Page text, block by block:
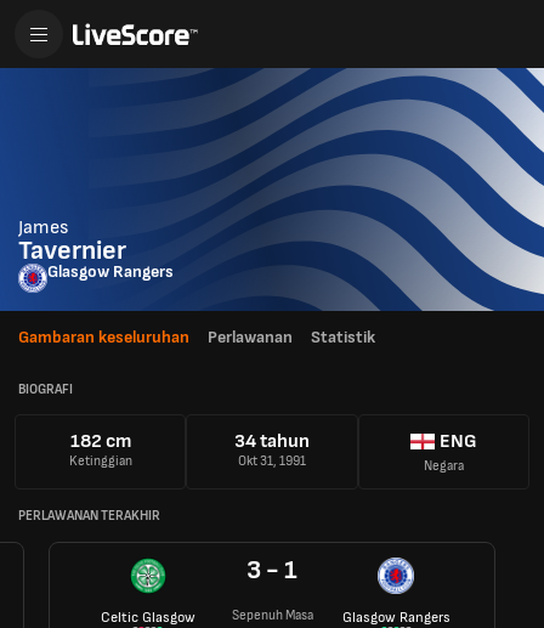
James
Tavernier
Glasgow Rangers
Gambaran keseluruhan Perlawanan Statistik
BIOGRAFI
182 cm
Ketinggian
34 tahun
Okt 31, 1991
ENG
Negara
PERLAWANAN TERAKHIR
Celtic Glasgow
3 - 1
Sepenuh Masa Glasgow Rangers